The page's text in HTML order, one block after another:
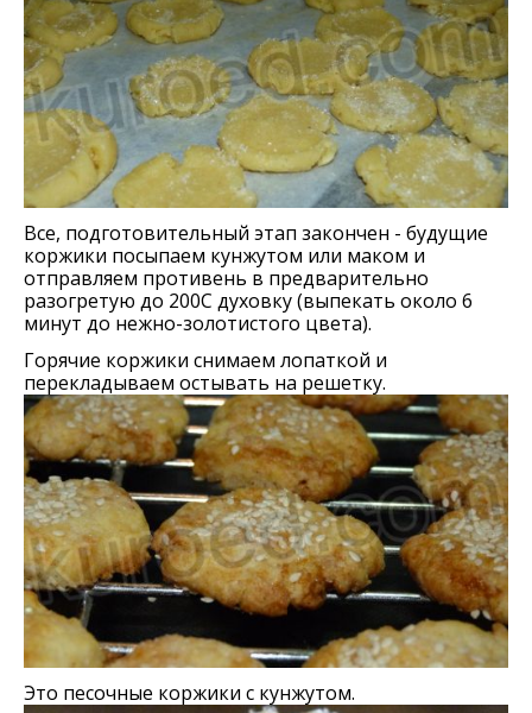
Все, подготовительный этап закончен - будущие
коржики посыпаем кунжутом или маком и
отправляем противень в предварительно
разогретую до 200С духовку (выпекать около 6
минут до нежно-золотистого цвета).
Горячие коржики снимаем лопаткой и
перекладываем остывать на решетку.
Это песочные коржики с кунжутом.